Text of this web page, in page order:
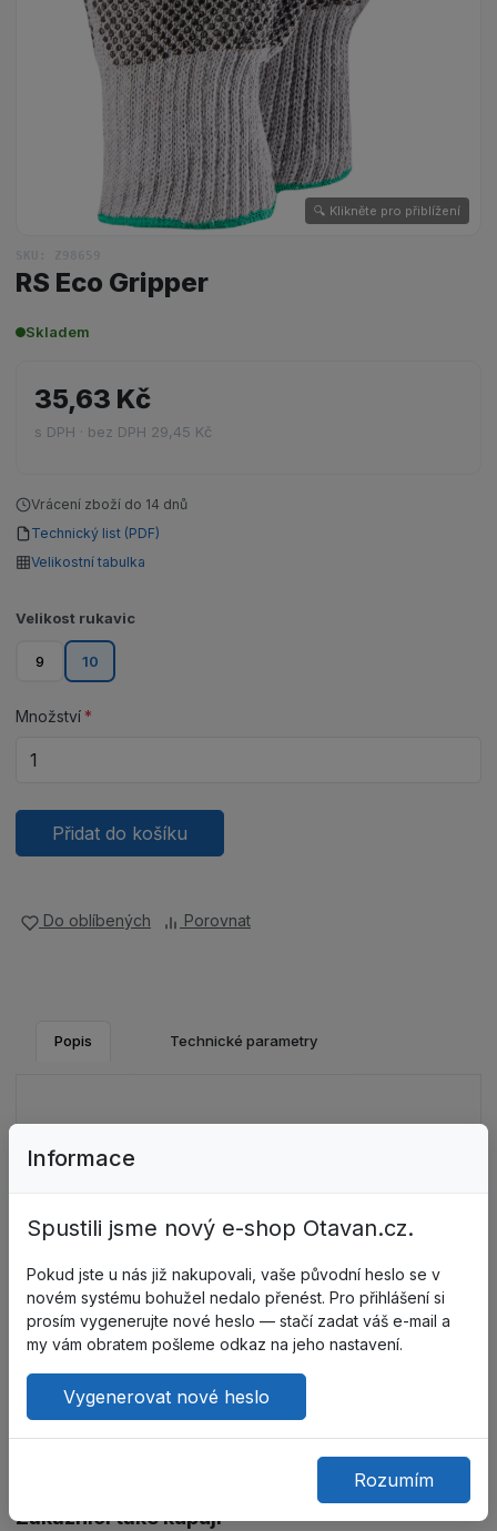
🔍 Klikněte pro přiblížení
RS Eco Gripper
Skladem
35,63 Kč
s DPH · bez DPH 29,45 Kč
Vrácení zboží do 14 dnů
Technický list (PDF)
Velikostní tabulka
Velikost rukavic
9 10
Množství
Přidat do košíku
Do oblíbených Porovnat
Popis Technické parametry
S PVC terčíky tepelně nanesenými na úpletové
montážní práci a také při práci ve skladu. Materiál
Cotton Comfort v oblasti dlaně absorbuje pot, je
prodyšný. Zakončeny pružným nápletem.
Velikosti: 8-10
EN 420
EN 388 (3243X)
Zákazníci také kupují
Informace
Spustili jsme nový e-shop Otavan.cz.
Pokud jste u nás již nakupovali, vaše původní heslo se v
novém systému bohužel nedalo přenést. Pro přihlášení si
prosím vygenerujte nové heslo — stačí zadat váš e-mail a
my vám obratem pošleme odkaz na jeho nastavení.
Vygenerovat nové heslo
Rozumím